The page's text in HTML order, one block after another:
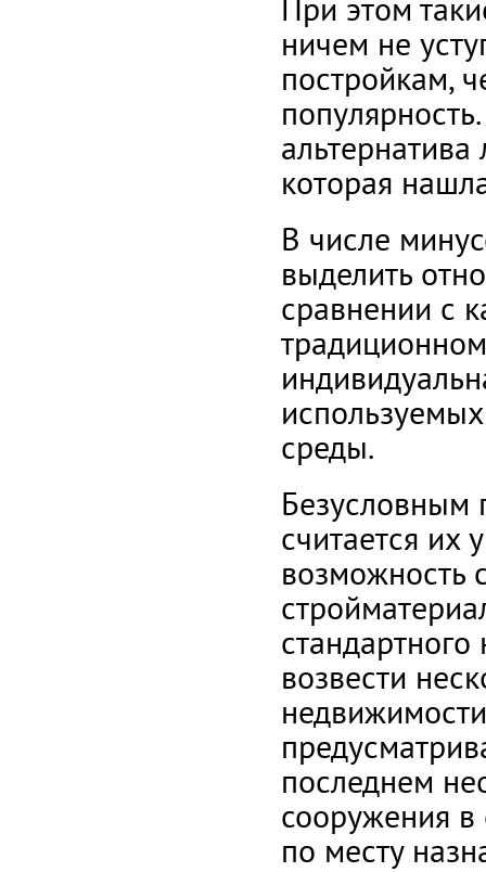
При этом
ничем не
постройкам,
которая
В числе
выделить
сравнении с
среды.
Безусловным
считается их
возможность
возвести
последнем
сооружения в
по месту